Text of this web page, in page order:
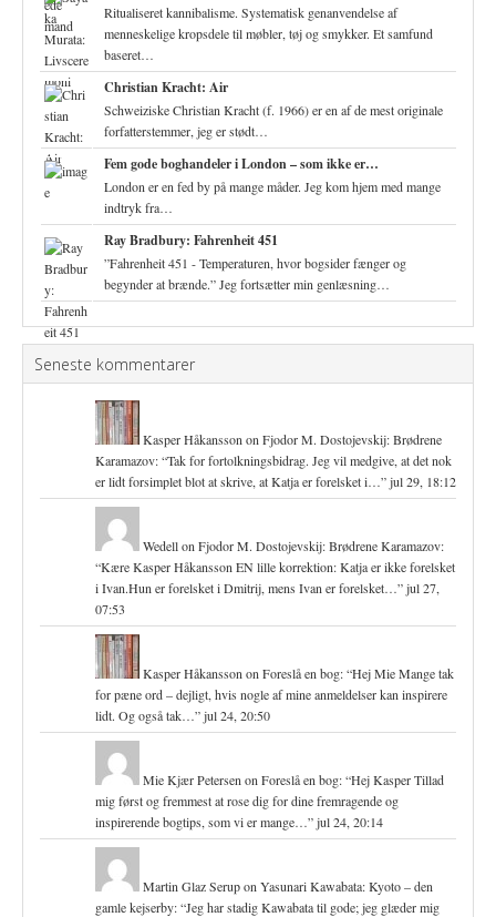
Ritualiseret kannibalisme. Systematisk genanvendelse af
menneskelige kropsdele til møbler, tøj og smykker. Et samfund
baseret…
Christian Kracht: Air
Schweiziske Christian Kracht (f. 1966) er en af de mest originale
forfatterstemmer, jeg er stødt…
Fem gode boghandeler i London – som ikke er…
London er en fed by på mange måder. Jeg kom hjem med mange
indtryk fra…
Ray Bradbury: Fahrenheit 451
”Fahrenheit 451 - Temperaturen, hvor bogsider fænger og
begynder at brænde.” Jeg fortsætter min genlæsning…
Seneste kommentarer
Kasper Håkansson on Fjodor M. Dostojevskij: Brødrene
Karamazov: “Tak for fortolkningsbidrag. Jeg vil medgive, at det nok
er lidt forsimplet blot at skrive, at Katja er forelsket i…”jul 29, 18:12
Wedellon Fjodor M. Dostojevskij: Brødrene Karamazov:
“Kære Kasper Håkansson EN lille korrektion: Katja er ikke forelsket
i Ivan.Hun er forelsket i Dmitrij, mens Ivan er forelsket…”jul 27,
07:53
Kasper Håkansson on Foreslå en bog: “Hej Mie Mange tak
for pæne ord – dejligt, hvis nogle af mine anmeldelser kan inspirere
lidt. Og også tak…”jul 24, 20:50
Mie Kjær Petersen on Foreslå en bog: “Hej Kasper Tillad
mig først og fremmest at rose dig for dine fremragende og
inspirerende bogtips, som vi er mange…”jul 24, 20:14
Martin Glaz Serupon Yasunari Kawabata: Kyoto – den
gamle kejserby: “Jeg har stadig Kawabata til gode; jeg glæder mig